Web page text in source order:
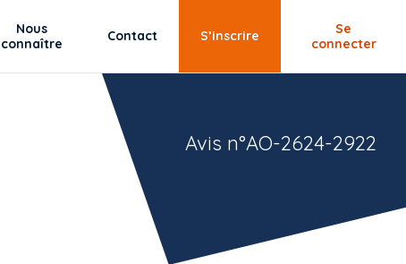
Nous
connaître
Contact S’inscrire
Se
connecter
Avis n°AO-2624-2922